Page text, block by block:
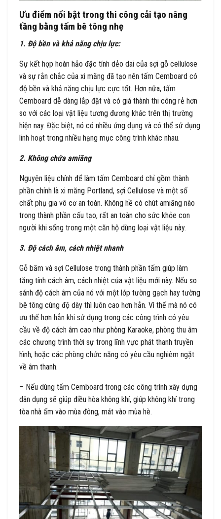
Ưu điểm nổi bật trong thi công cải tạo nâng
tầng bằng tấm bê tông nhẹ
1. Độ bền và khả năng chịu lực:
Sự kết hợp hoàn hảo đặc tính dẻo dai của sợi gỗ cellulose
và sự rắn chắc của xi măng đã tạo nên tấm Cemboard có
độ bền và khả năng chịu lực cực tốt. Hơn nữa, tấm
Cemboard dễ dàng lắp đặt và có giá thành thi công rẻ hơn
so với các loại vật liệu tương đương khác trên thị trường
hiện nay. Đặc biệt, nó có nhiều ứng dụng và có thể sử dụng
linh hoạt trong nhiều hạng mục công trình khác nhau.
2. Không chứa amiăng
Nguyên liệu chính để làm tấm Cemboard chỉ gồm thành
phần chính là xi măng Portland, sợi Cellulose và một số
chất phụ gia vô cơ an toàn. Không hề có chút amiăng nào
trong thành phần cấu tạo, rất an toàn cho sức khỏe con
người khi sống trong một căn hộ dùng loại vật liệu này.
3. Độ cách âm, cách nhiệt nhanh
Gỗ băm và sợi Cellulose trong thành phần tấm giúp làm
tăng tính cách âm, cách nhiệt của vật liệu mới này. Nếu so
sánh độ cách âm của nó với một lớp tường gạch hay tường
bê tông cùng độ dày thì luôn cao hơn hẳn. Vì thế mà nó có
ưu thế hơn hẳn khi sử dụng trong các công trình có yêu
cầu về độ cách âm cao như phòng Karaoke, phòng thu âm
các chương trình thời sự trong lĩnh vực phát thanh truyền
hình, hoặc các phòng chức năng có yêu cầu nghiêm ngặt
về âm thanh.
– Nếu dùng tấm Cemboard trong các công trình xây dựng
dân dụng sẽ giúp điều hòa không khí, giúp không khí trong
tòa nhà ấm vào mùa đông, mát vào mùa hè.